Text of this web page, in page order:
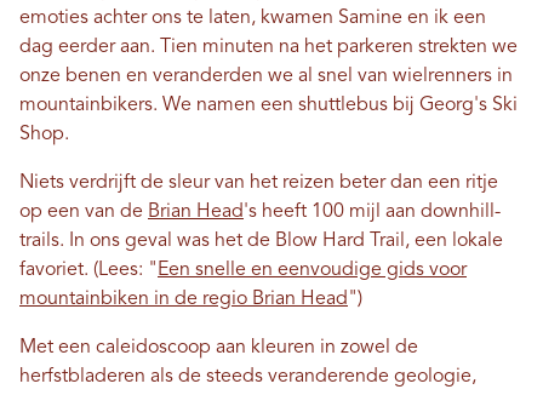
emoties achter ons te laten, kwamen Samine en ik een
dag eerder aan. Tien minuten na het parkeren strekten we
onze benen en veranderden we al snel van wielrenners in
mountainbikers. We namen een shuttlebus bij Georg's Ski
Shop.
Niets verdrijft de sleur van het reizen beter dan een ritje
op een van de Brian Head's heeft 100 mijl aan downhill-
trails. In ons geval was het de Blow Hard Trail, een lokale
favoriet. (Lees: " Een snelle en eenvoudige gids voor
mountainbiken in de regio Brian Head ")
Met een caleidoscoop aan kleuren in zowel de
herfstbladeren als de steeds veranderende geologie,